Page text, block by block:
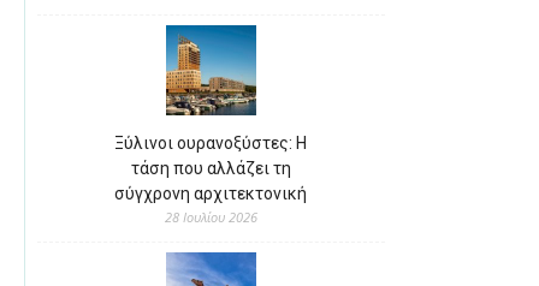
Ξύλινοι ουρανοξύστες: Η
τάση που αλλάζει τη
σύγχρονη αρχιτεκτονική
28 Ιουλίου 2026